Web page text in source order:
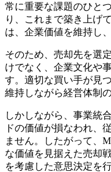
常に重要な課題のひと
り、これまで築き上げ
は、企業価値を維持し
そのため、売却先を選
けでなく、企業文化や
す。適切な買い手が見
維持しながら経営体制
しかしながら、事業統
ドの価値が損なわれ、
ません。したがって、
な価値を見据えた売却
を考慮した意思決定を